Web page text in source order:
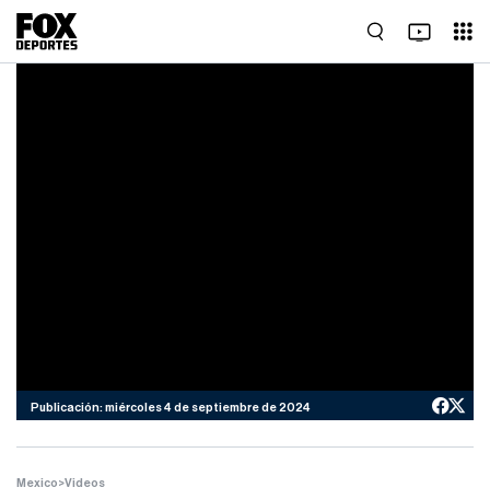
Publicación: miércoles 4 de septiembre de 2024
Mexico>Videos